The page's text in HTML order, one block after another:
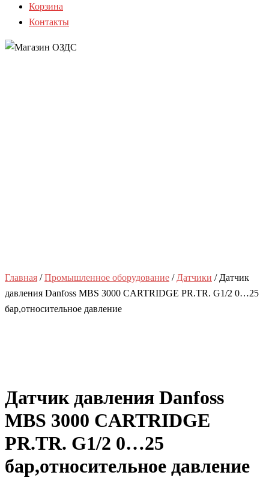
Корзина
Контакты
Главная /Промышленное оборудование / Датчики / Датчик
давления Danfoss MBS 3000 CARTRIDGE PR.TR. G1/2 0…25
бар,относительное давление
Датчик давления Danfoss
MBS 3000 CARTRIDGE
PR.TR. G1/2 0…25
бар,относительное давление